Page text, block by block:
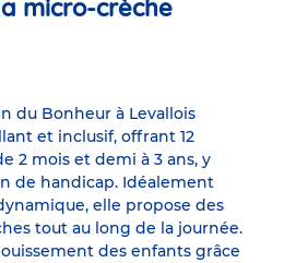
micro-crèche
du Bonheur à Levallois
et inclusif, offrant 12
2 mois et demi à 3 ans, y
de handicap. Idéalement
elle propose des
tout au long de la journée.
des enfants grâce